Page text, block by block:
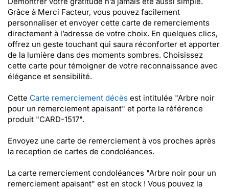
Grâce à Merci Facteur, vous pouvez facilement
personnaliser et envoyer cette carte de remerciements
directement à l’adresse de votre choix. En quelques clics,
offrez un geste touchant qui saura réconforter et apporter
de la lumière dans des moments sombres. Choisissez
cette carte pour témoigner de votre reconnaissance avec
élégance et sensibilité.
Cette Carte remerciement décès est intitulée "Arbre noir
pour un remerciement apaisant" et porte la référence
produit "CARD-1517".
Envoyez une carte de remerciement à vos proches après
la reception de cartes de condoléances.
La carte remerciement condoléances "Arbre noir pour un
remerciement apaisant" est en stock ! Vous pouvez la